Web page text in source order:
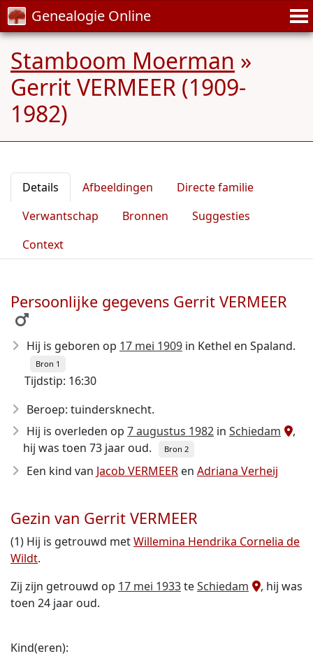
Genealogie Online
Stamboom Moerman »
Gerrit VERMEER (1909-
1982)
Details Afbeeldingen
Directe familie
Verwantschap
Bronnen
Suggesties
Context
Persoonlijke gegevens Gerrit VERMEER
Hij is geboren op 17 mei 1909 in Kethel en Spaland.
Bron 1
Tijdstip: 16:30
Beroep: tuindersknecht.
Hij is overleden op 7 augustus 1982 in Schiedam
,
hij was toen 73 jaar oud.
Bron 2
Een kind van Jacob VERMEER en Adriana Verheij
Gezin van Gerrit VERMEER
(1) Hij is getrouwd metWillemina Hendrika Cornelia de
Wildt.
Zij zijn getrouwd op 17 mei 1933teSchiedam
, hij was
toen 24 jaar oud.
Kind(eren):